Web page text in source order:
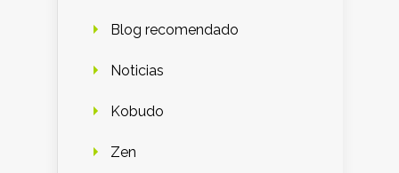
Blog recomendado
Noticias
Kobudo
Zen